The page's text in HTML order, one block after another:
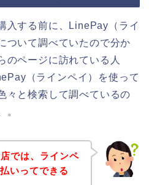
入する前に、LinePay（ライ
ついて調べていたので分か
のページに訪れている人
（ラインペイ）を使って
々と検索して調べているの
。
では、ラインペ
いってできる